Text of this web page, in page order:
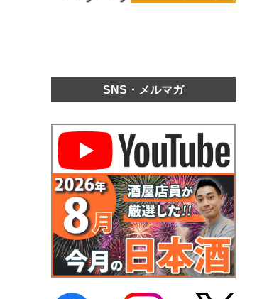
SNS・メルマガ